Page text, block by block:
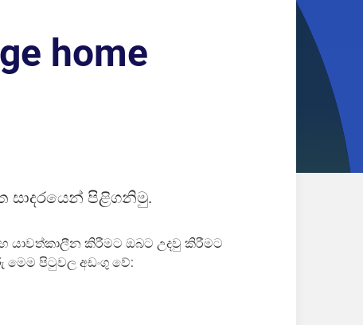
home
සාදරයෙන් පිළිගනිමු.
යාවත්කාලීන කිරීමට ඔබට උදවු කිරීමට
මෙම පිටුවල අඩංගු වේ: